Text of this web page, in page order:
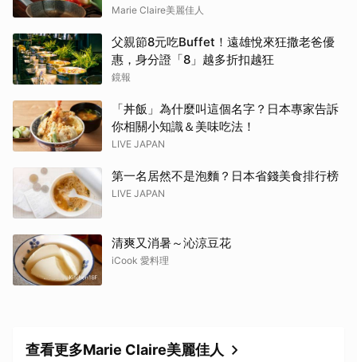
Marie Claire美麗佳人
父親節8元吃Buffet！遠雄悅來狂撒老爸優
惠，身分證「8」越多折扣越狂
鏡報
「丼飯」為什麼叫這個名字？日本專家告訴
你相關小知識＆美味吃法！
LIVE JAPAN
第一名居然不是泡麵？日本省錢美食排行榜
LIVE JAPAN
清爽又消暑～沁涼豆花
iCook 愛料理
查看更多Marie Claire美麗佳人